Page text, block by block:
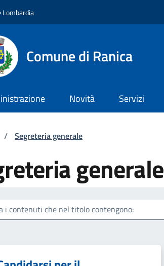
Lombardia
Comune di Ranica
Novità Servizi
di pane
/ Segreteria generale
generale
i contenuti che nel titolo contengono: